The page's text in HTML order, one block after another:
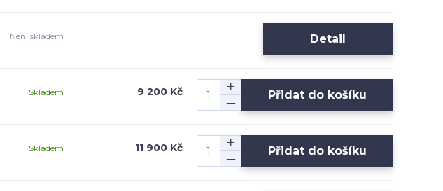
Není skladem Detail
9 200 Kč
Skladem Přidat do košíku
11 900 Kč
Skladem Přidat do košíku